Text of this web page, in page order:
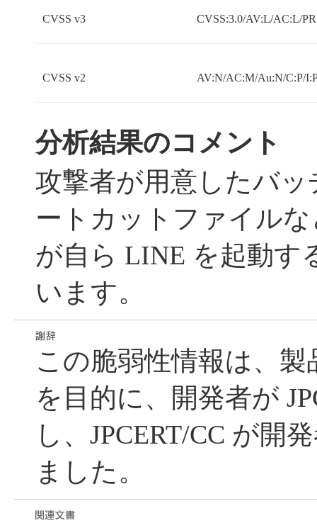
CVSS v3 CVSS:3.0/AV:L/AC:L/
CVSS v2 AV:N/AC:M/Au:N/C:P/
分析結果のコメント
攻撃者が用意したバ
ートカットファイル
が自ら LINE を起動す
います。
この脆弱性情報は、
を目的に、開発者が
し、JPCERT/CC が開
ました。